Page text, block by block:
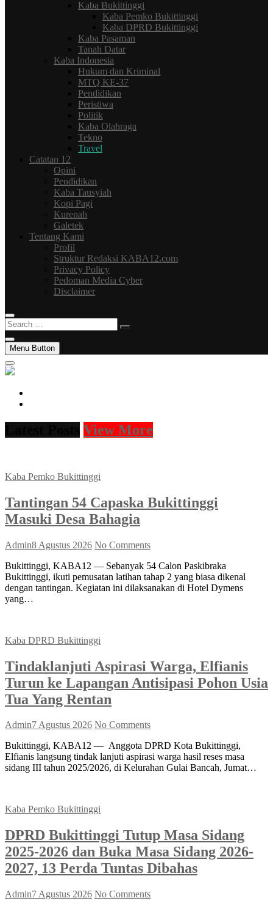
Kaba Bukittinggi
Kaba Pemko Bukittinggi
Kaba DPRD Bukittinggi
Kaba Pasaman
Tanah Datar
Kaba Indonesia
Hukum dan Kriminal
MTQ KE-37
Pendidikan
Peristiwa
Politik
Kaba Olahraga
Tekno
Travel
Catatan 12
Opini
Pendidikan
Kaba Tausyiah
Kopi Pagi
Kurenah
Galetek
Tentang Kami
Profil
Struktur Redaksi KABA12.com
Privacy Policy
Pedoman Media Cyber
Disclaimer
Search
…
Menu Button
View More
Kaba Pemko Bukittinggi
Tantingan 54 Capaska Bukittinggi
Masuki Desa Bahagia
Admin8 Agustus 2026 No Comments
Bukittinggi, KABA12 — Sebanyak 54 Calon Paskibraka
Bukittinggi, ikuti pemusatan latihan tahap 2 yang biasa dikenal
dengan tantingan. Kegiatan ini dilaksanakan di Hotel Dymens
yang…
Kaba DPRD Bukittinggi
Tindaklanjuti Aspirasi Warga, Elfianis
Turun ke Lapangan Antisipasi Pohon Usia
Tua Yang Rentan
Admin7 Agustus 2026 No Comments
Bukittinggi, KABA12 — Anggota DPRD Kota Bukittinggi,
Elfianis langsung tindak lanjuti aspirasi warga hasil reses masa
sidang III tahun 2025/2026, di Kelurahan Gulai Bancah, Jumat…
Kaba Pemko Bukittinggi
DPRD Bukittinggi Tutup Masa Sidang
2025-2026 dan Buka Masa Sidang 2026-
2027, 13 Perda Tuntas Dibahas
Admin7 Agustus 2026 No Comments